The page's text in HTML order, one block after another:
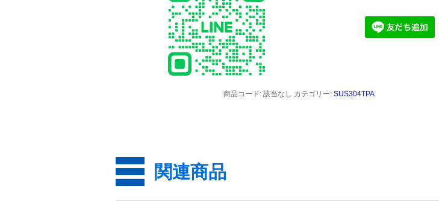
商品コード: 該当なし カテゴリー: SUS304TPA
関連商品